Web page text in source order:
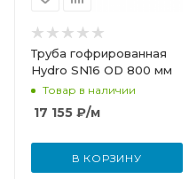
Труба гофрированная
Hydro SN16 OD 800 мм
Товар в наличии
17 155 ₽/м
В КОРЗИНУ